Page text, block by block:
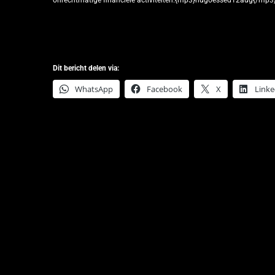
Dit bericht delen via:
WhatsApp Facebook X